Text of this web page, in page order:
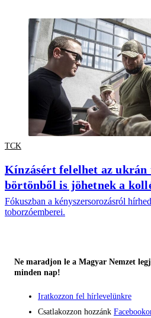
TCK
Kínzásért felelhet az ukrán
börtönből is jöhetnek a
Fókuszban a kényszersorozásról
toborzóemberei.
Ne maradjon le a Magyar Nemzet
minden nap!
Iratkozzon fel hírlevelünkre
Csatlakozzon hozzánk